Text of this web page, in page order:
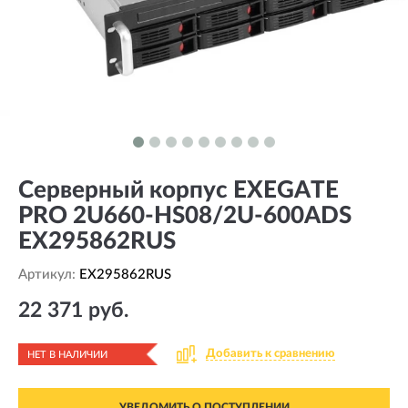
Серверный корпус EXEGATE
PRO 2U660-HS08/2U-600ADS
EX295862RUS
Артикул: EX295862RUS
22 371 руб.
НЕТ В НАЛИЧИИ Добавить к сравнению